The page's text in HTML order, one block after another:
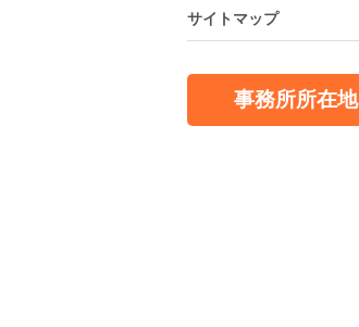
サイトマップ
事務所所在地